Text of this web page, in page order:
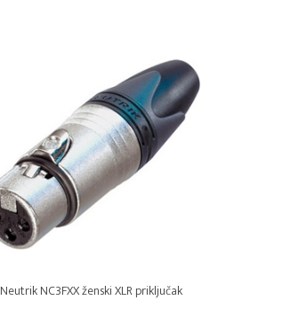
Neutrik NC3FXX ženski XLR priključak